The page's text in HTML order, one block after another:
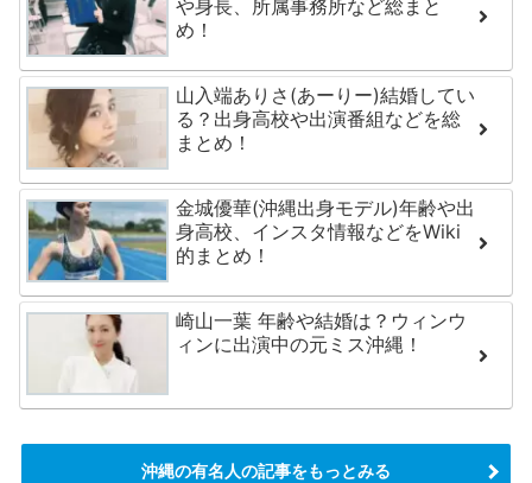
や身長、所属事務所など総まと
め！
山入端ありさ(あーりー)結婚してい
る？出身高校や出演番組などを総
まとめ！
金城優華(沖縄出身モデル)年齢や出
身高校、インスタ情報などをWiki
的まとめ！
崎山一葉 年齢や結婚は？ウィンウ
ィンに出演中の元ミス沖縄！
沖縄の有名人の記事をもっとみる